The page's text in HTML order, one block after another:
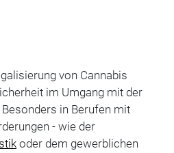
von Cannabis
im Umgang mit der
in Berufen mit
- wie der
oder dem gewerblichen